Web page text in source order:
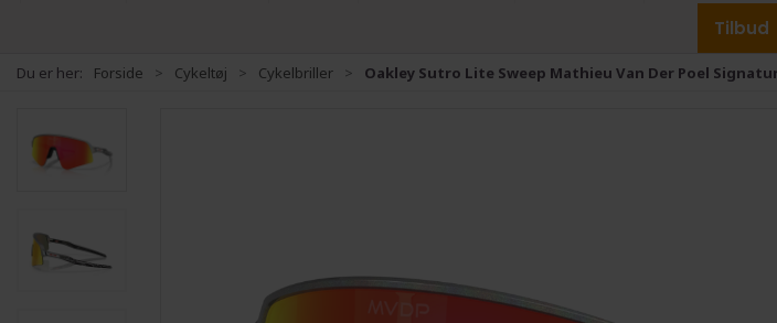
Tilbud
Du er her: Forside Cykeltøj Cykelbriller Oakley Sutro Lite Sweep Mathieu Van Der Poel